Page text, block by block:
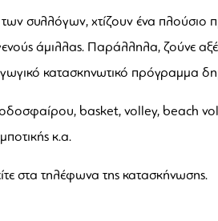
συλλόγων, χτίζουν ένα πλούσιο
άμιλλας. Παράλληλα, ζούνε
κατασκηνωτικό πρόγραμμα
basket, volley, beach
κ.α.
στα τηλέφωνα της κατασκήνωσης.